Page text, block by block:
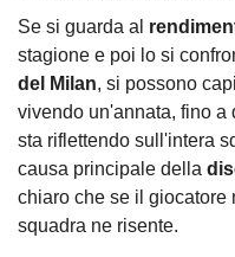
Se si guarda al
stagione e poi lo si
del Milan, si possono
vivendo un'annata, fino a
sta riflettendo sull'intera
causa principale della
chiaro che se il giocatore
squadra ne risente.